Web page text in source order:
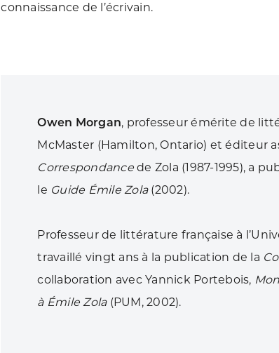
connaissance de l’écrivain.
Owen Morgan, professeur émérite de
McMaster (Hamilton, Ontario) et éditeur
Correspondancede Zola (1987-1995), a
le Guide Émile Zola(2002).
Professeur de littérature française à
travaillé vingt ans à la publication de la
collaboration avec Yannick Portebois,
à Émile Zola(PUM, 2002).